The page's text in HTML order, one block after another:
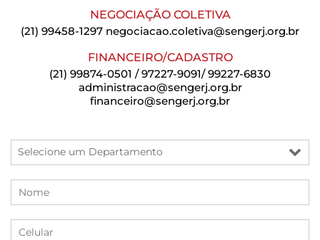
NEGOCIAÇÃO COLETIVA
(21) 99458-1297 negociacao.coletiva@sengerj.org.br
FINANCEIRO/CADASTRO
(21) 99874-0501 / 97227-9091/ 99227-6830
administracao@sengerj.org.br
financeiro@sengerj.org.br